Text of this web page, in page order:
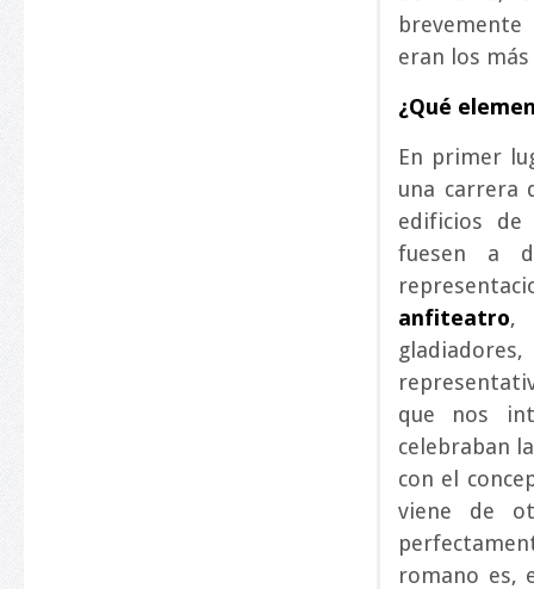
eran los
¿Qué
En primer
una carrera
edificios
fuesen a
anfiteatro,
que nos
celebraban
con el
viene de
romano es,